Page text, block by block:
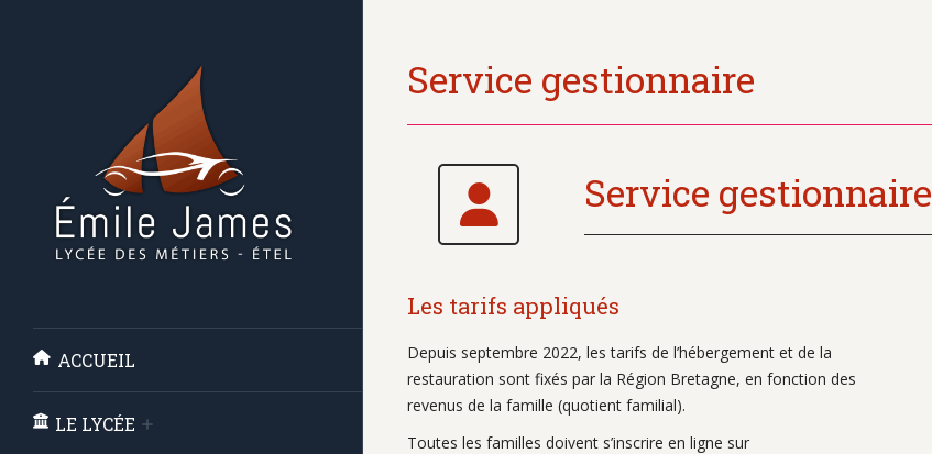
ACCUEIL
LE LYCÉE
Service gestionnaire
Service gestionnaire
Les tarifs appliqués
Depuis septembre 2022, les tarifs de l’hébergement et de la
restauration sont fixés par la Région Bretagne, en fonction des
revenus de la famille (quotient familial).
Toutes les familles doivent s’inscrire en ligne sur